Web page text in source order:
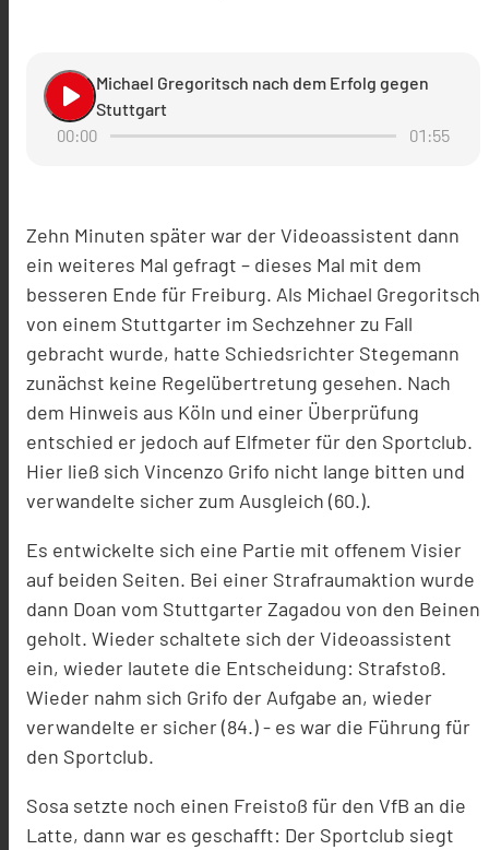
play_arrow
Michael Gregoritsch nach dem Erfolg gegen
Stuttgart
00:00
01:55
Zehn Minuten später war der Videoassistent dann
ein weiteres Mal gefragt – dieses Mal mit dem
besseren Ende für Freiburg. Als Michael Gregoritsch
von einem Stuttgarter im Sechzehner zu Fall
gebracht wurde, hatte Schiedsrichter Stegemann
zunächst keine Regelübertretung gesehen. Nach
dem Hinweis aus Köln und einer Überprüfung
entschied er jedoch auf Elfmeter für den Sportclub.
Hier ließ sich Vincenzo Grifo nicht lange bitten und
verwandelte sicher zum Ausgleich (60.).
Es entwickelte sich eine Partie mit offenem Visier
auf beiden Seiten. Bei einer Strafraumaktion wurde
dann Doan vom Stuttgarter Zagadou von den Beinen
geholt. Wieder schaltete sich der Videoassistent
ein, wieder lautete die Entscheidung: Strafstoß.
Wieder nahm sich Grifo der Aufgabe an, wieder
verwandelte er sicher (84.) - es war die Führung für
den Sportclub.
Sosa setzte noch einen Freistoß für den VfB an die
Latte, dann war es geschafft: Der Sportclub siegt